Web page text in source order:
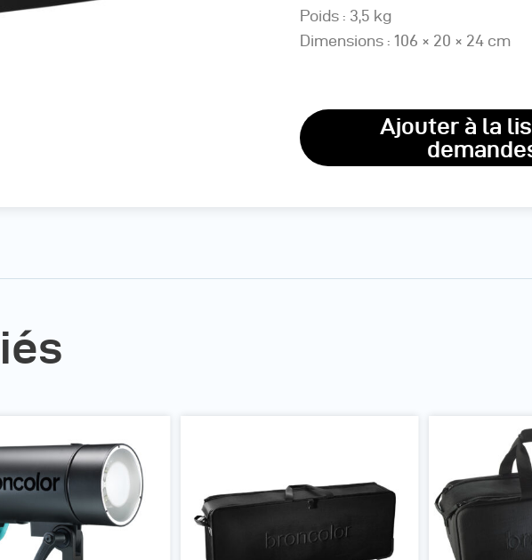
Poids : 3,5 kg
Dimensions : 106 × 20 × 24 cm
Ajouter à la